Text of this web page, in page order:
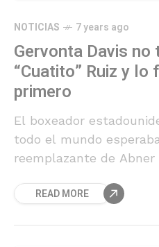
NOTICIAS 7 years ago
Gervonta Davis no
“Cuatito” Ruiz y lo
primero
El boxeador
todo el mundo
reemplazante de
READ MORE